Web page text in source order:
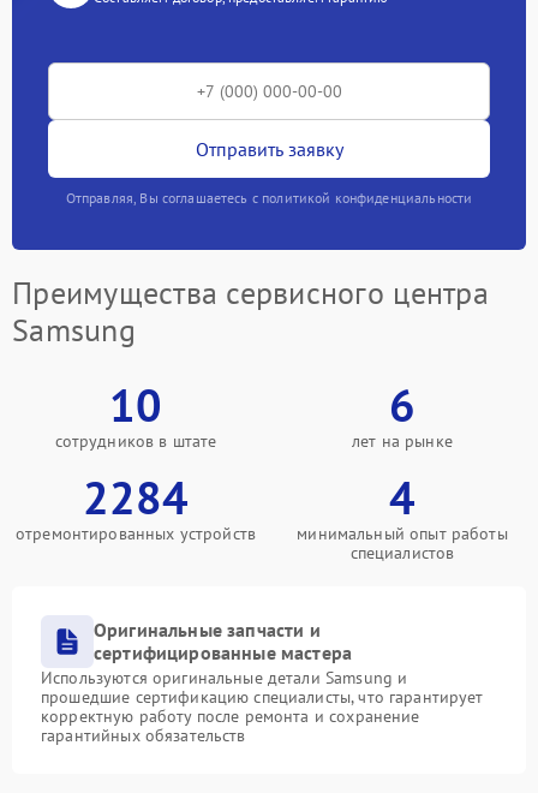
Отправить заявку
Отправляя, Вы соглашаетесь с политикой конфиденциальности
Преимущества сервисного центра
Samsung
10
сотрудников в штате
6
лет на рынке
2284
отремонтированных устройств
4
минимальный опыт работы
специалистов
Оригинальные запчасти и
сертифицированные мастера
Используются оригинальные детали Samsung и
прошедшие сертификацию специалисты, что гарантирует
корректную работу после ремонта и сохранение
гарантийных обязательств